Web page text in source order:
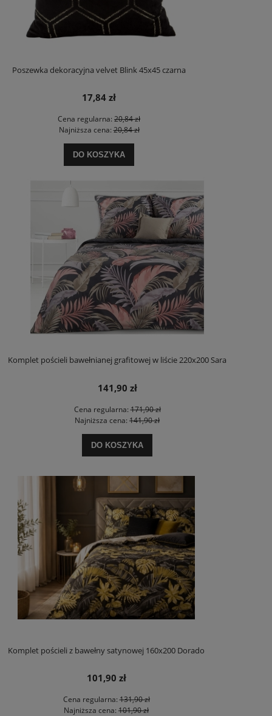
Poszewka dekoracyjna velvet Blink 45x45 czarna
17,84 zł
Cena regularna: 20,84 zł
Najniższa cena:20,84 zł
DO KOSZYKA
Komplet pościeli bawełnianej grafitowej w liście 220x200 Sara
141,90 zł
Cena regularna:171,90 zł
Najniższa cena: 141,90 zł
DO KOSZYKA
Komplet pościeli z bawełny satynowej 160x200 Dorado
101,90 zł
Cena regularna:131,90 zł
Najniższa cena: 101,90 zł